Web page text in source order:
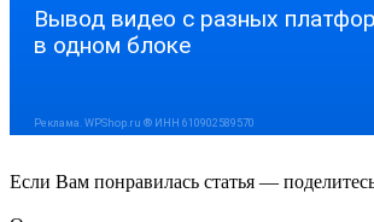
Если Вам понравилась статья —